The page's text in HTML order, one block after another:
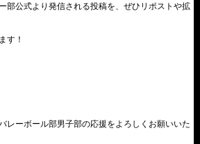
部公式より発信される投稿を、ぜひリポストや拡
す！
レーボール部男子部の応援をよろしくお願いいた